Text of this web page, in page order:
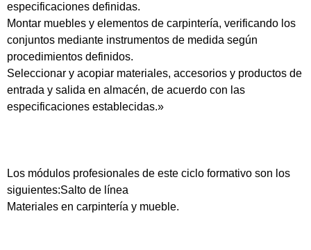
especificaciones definidas.
Montar muebles y elementos de carpintería, verificando los
conjuntos mediante instrumentos de medida según
procedimientos definidos.
Seleccionar y acopiar materiales, accesorios y productos de
entrada y salida en almacén, de acuerdo con las
especificaciones establecidas.»
Los módulos profesionales de este ciclo formativo son los
siguientes:Salto de línea
Materiales en carpintería y mueble.